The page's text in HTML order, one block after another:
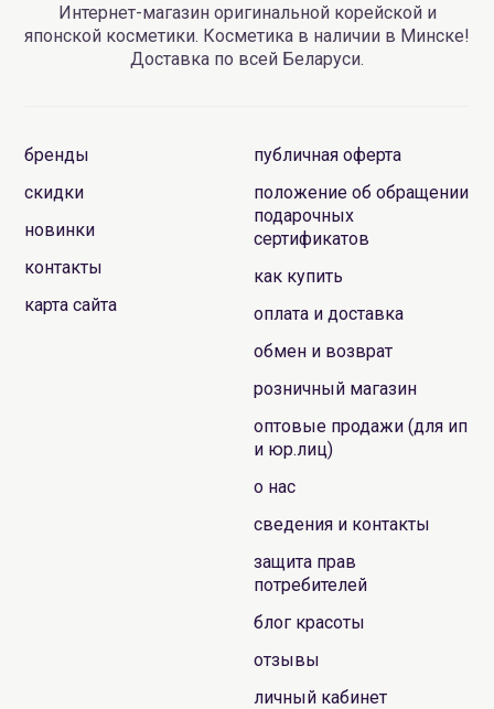
Интернет-магазин оригинальной корейской и
японской косметики. Косметика в наличии в Минске!
Доставка по всей Беларуси.
бренды
скидки
новинки
контакты
карта сайта
публичная оферта
положение об обращении
подарочных
сертификатов
как купить
оплата и доставка
обмен и возврат
розничный магазин
оптовые продажи (для ип
и юр.лиц)
о нас
сведения и контакты
защита прав
потребителей
блог красоты
отзывы
личный кабинет